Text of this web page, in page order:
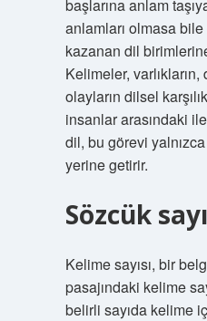
başlarına anlam
anlamları olmasa
kazanan dil
Kelimeler, varlıkların,
olayların dilsel
insanlar arasındaki
dil, bu görevi
yerine getirir.
Sözcük
Kelime sayısı, bir
pasajındaki kelime
belirli sayıda kelime